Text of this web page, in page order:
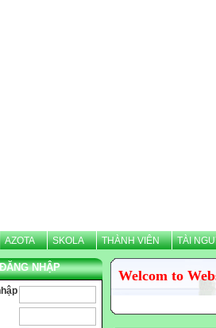
AZOTA SKOLA THÀNH VIÊN TÀI
ĐĂNG NHẬP
Welcom to